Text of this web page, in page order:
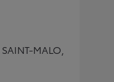
MALO,